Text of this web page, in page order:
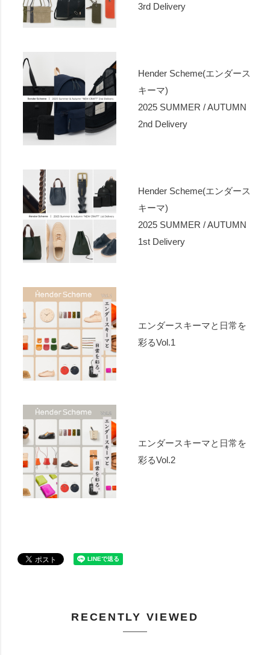
3rd Delivery
Hender Scheme(エンダース
キーマ)
2025 SUMMER / AUTUMN
2nd Delivery
Hender Scheme(エンダース
キーマ)
2025 SUMMER / AUTUMN
1st Delivery
エンダースキーマと日常を
彩るVol.1
エンダースキーマと日常を
彩るVol.2
RECENTLY VIEWED